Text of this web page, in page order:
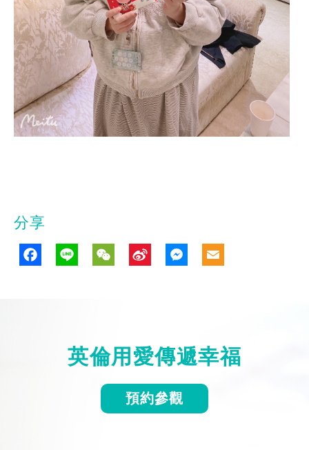
分享
Facebook
Line WeChat
Sina
英倫用愛傳遞幸福
預約參觀